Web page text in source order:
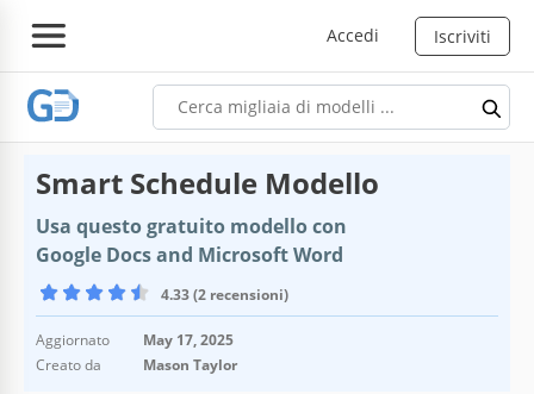
Accedi Iscriviti
Smart Schedule Modello
Usa questo gratuito modello con
Google Docs and Microsoft Word
4.33 (2 recensioni)
Aggiornato
May 17, 2025
Creato da
Mason Taylor